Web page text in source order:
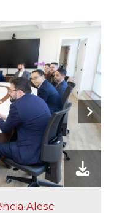
Alesc